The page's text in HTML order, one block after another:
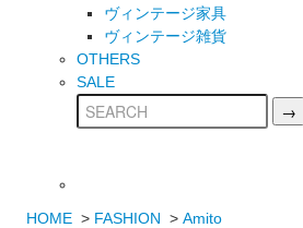
ヴィンテージ家具
ヴィンテージ雑貨
OTHERS
SALE
HOME > FASHION >Amito